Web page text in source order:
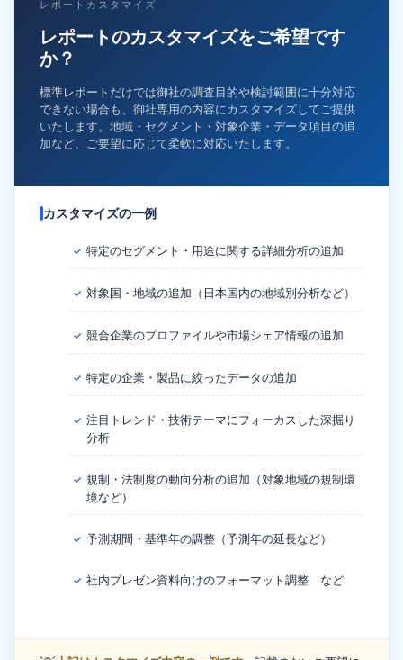
レポートカスタマイズ
レポートのカスタマイズをご希望です
か？
標準レポートだけでは御社の調査目的や検討範囲に十分対応
できない場合も、御社専用の内容にカスタマイズしてご提供
いたします。地域・セグメント・対象企業・データ項目の追
加など、ご要望に応じて柔軟に対応いたします。
カスタマイズの一例
✓ 特定のセグメント・用途に関する詳細分析の追加
✓ 対象国・地域の追加（日本国内の地域別分析など）
✓ 競合企業のプロファイルや市場シェア情報の追加
✓ 特定の企業・製品に絞ったデータの追加
✓ 注目トレンド・技術テーマにフォーカスした深掘り
分析
✓ 規制・法制度の動向分析の追加（対象地域の規制環
境など）
✓ 予測期間・基準年の調整（予測年の延長など）
✓ 社内プレゼン資料向けのフォーマット調整 など